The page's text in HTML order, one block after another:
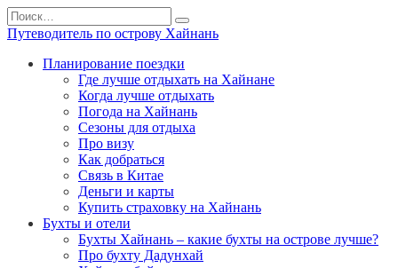
Перейти
к
содержанию
Search
for:
Путеводитель по острову Хайнань
Планирование поездки
Где лучше отдыхать на Хайнане
Когда лучше отдыхать
Погода на Хайнань
Сезоны для отдыха
Про визу
Как добраться
Связь в Китае
Деньги и карты
Купить страховку на Хайнань
Бухты и отели
Бухты Хайнань – какие бухты на острове лучше?
Про бухту Дадунхай